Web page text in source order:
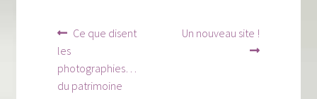
La qualité Lieux Dits
Nous contacter
Navigation
de
l’article
Article
Ce que disent
les
photographies…
du patrimoine
Article
Un nouveau site !